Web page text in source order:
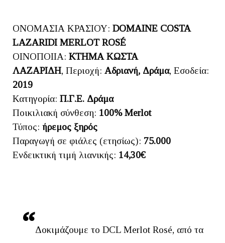
ΟΝΟΜΑΣΙΑ ΚΡΑΣΙΟΥ: DOMAINE COSTA
LAZARIDI MERLOT ROSÉ
ΟΙΝΟΠΟΙΙΑ: ΚΤΗΜΑ ΚΩΣΤΑ
ΛΑΖΑΡΙΔΗ, Περιοχή: Αδριανή, Δράμα, Εσοδεία:
2019
Κατηγορία: Π.Γ.Ε. Δράμα
Ποικιλιακή σύνθεση: 100% Merlot
Τύπος: ήρεμος ξηρός
Παραγωγή σε φιάλες (ετησίως): 75.000
Ενδεικτική τιμή λιανικής: 14,30€
Δοκιμάζουμε το DCL Merlot Rosé, από τα